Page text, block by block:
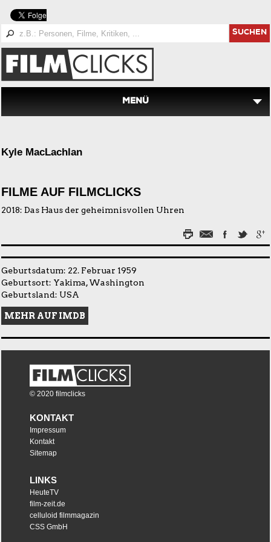
SUCHEN
MENÜ
Kyle MacLachlan
FILME AUF FILMCLICKS
2018: Das Haus der geheimnisvollen Uhren
Geburtsdatum: 22. Februar 1959
Geburtsort: Yakima, Washington
Geburtsland: USA
MEHR AUF IMDB
© 2020 filmclicks
KONTAKT
Impressum
Kontakt
Sitemap
LINKS
HeuteTV
film-zeit.de
celluloid filmmagazin
CSS GmbH